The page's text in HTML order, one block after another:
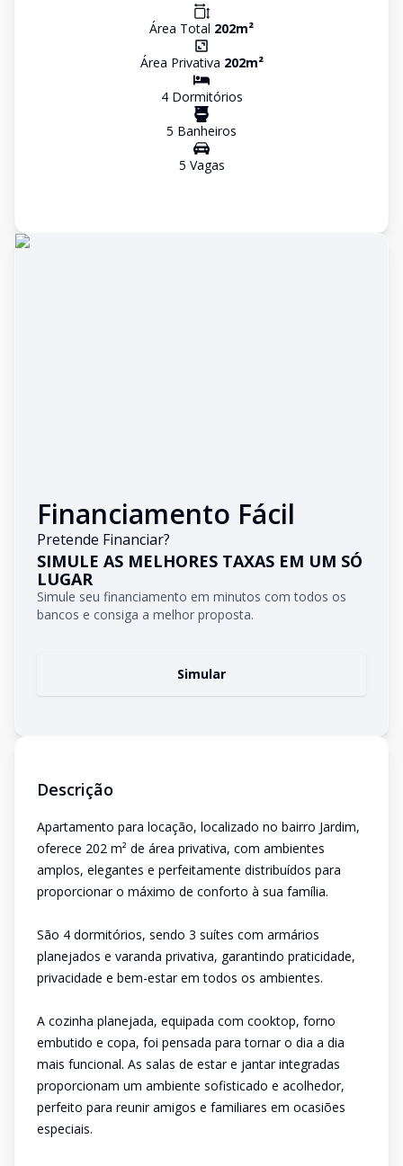
Área Total 202m²
Área Privativa 202m²
4Dormitórios
5 Banheiros
5 Vagas
Financiamento Fácil
Pretende Financiar?
SIMULE AS MELHORES TAXAS EM UM SÓ
LUGAR
Simule seu financiamento em minutos com todos os
bancos e consiga a melhor proposta.
Simular
Descrição
Apartamento para locação, localizado no bairro Jardim,
oferece 202 m² de área privativa, com ambientes
amplos, elegantes e perfeitamente distribuídos para
proporcionar o máximo de conforto à sua família.
São 4 dormitórios, sendo 3 suítes com armários
planejados e varanda privativa, garantindo praticidade,
privacidade e bem-estar em todos os ambientes.
A cozinha planejada, equipada com cooktop, forno
embutido e copa, foi pensada para tornar o dia a dia
mais funcional. As salas de estar e jantar integradas
proporcionam um ambiente sofisticado e acolhedor,
perfeito para reunir amigos e familiares em ocasiões
especiais.